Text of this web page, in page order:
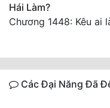
Hái Làm?
Các Đại Năng Đã